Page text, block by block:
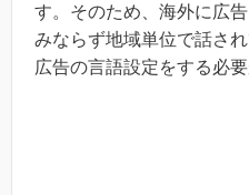
す。そのため、海外に広
みならず地域単位で話さ
広告の言語設定をする必要